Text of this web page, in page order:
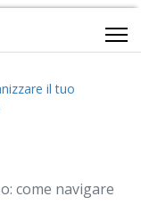
come navigare